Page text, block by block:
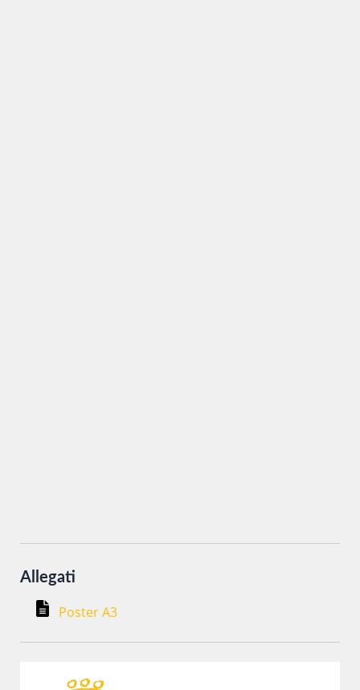
Allegati
Poster A3